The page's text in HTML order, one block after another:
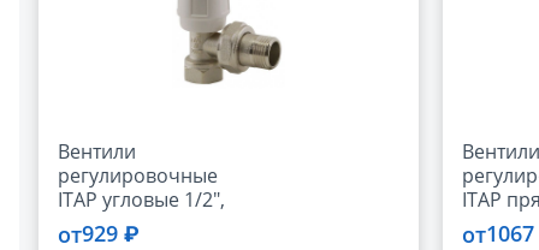
Вентили
регулировочные
ITAP угловые 1/2",
3/4"
от929 ₽
Вентили
ITAP
3/4"
от